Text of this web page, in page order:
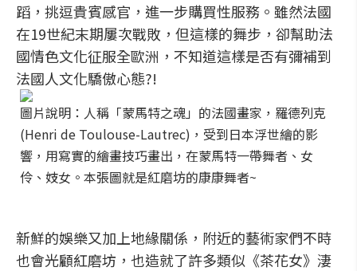
蹈，挑逗貴賓感官，進一步購買性服務。雖然法國
在19世紀末期屢次戰敗，但這樣的舞步，卻幫助法
國情色文化征服全歐洲，不知道這樣是否有彌補到
法國人文化驕傲心態?!
圖片說明：人稱「蒙馬特之魂」的法國畫家，羅德列克
(Henri de Toulouse-Lautrec)，受到日本浮世繪的影
響，用寫實的繪畫技巧畫出，在蒙馬特一帶舞者、女
伶、妓女。本張圖就是紅磨坊的康康舞者~
新鮮的娛樂又加上地緣關係，附近的藝術家們不時
也會光顧紅磨坊，也造就了許多類似《茶花女》淒